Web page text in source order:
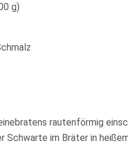
g)
rautenförmig
Schwarte im Bräter in